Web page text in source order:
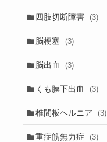
四肢切断障害 (3)
脳梗塞 (3)
脳出血 (3)
くも膜下出血 (3)
椎間板ヘルニア (3)
重症筋無力症 (3)